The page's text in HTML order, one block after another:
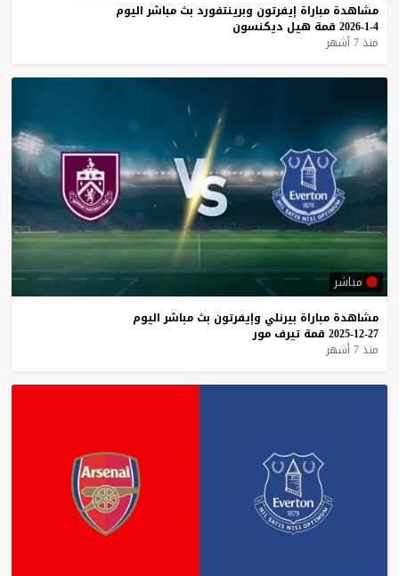
مشاهدة مباراة إيفرتون وبرينتفورد بث مباشر اليوم
4-1-2026
قمة هيل ديكنسون
منذ 7 أشهر
مباشر
مشاهدة مباراة بيرنلي وإيفرتون بث مباشر اليوم
27-12-2025
قمة تيرف مور
منذ 7 أشهر